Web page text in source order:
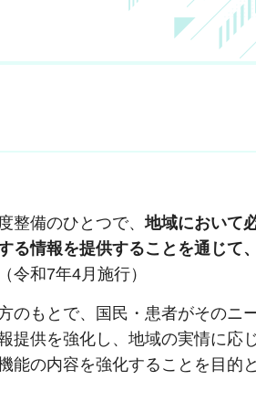
整備のひとつで、地域において
る情報を提供することを通じて
令和7年4月施行）
のもとで、国民・患者がそのニ
提供を強化し、地域の実情に応
能の内容を強化することを目的